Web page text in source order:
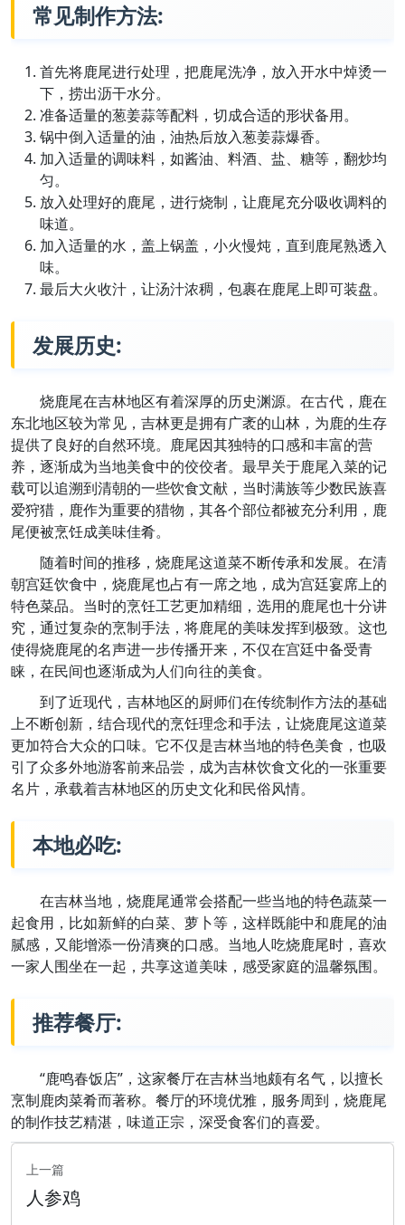
常见制作方法:
首先将鹿尾进行处理，把鹿尾洗净，放入开水中焯烫一
下，捞出沥干水分。
准备适量的葱姜蒜等配料，切成合适的形状备用。
锅中倒入适量的油，油热后放入葱姜蒜爆香。
加入适量的调味料，如酱油、料酒、盐、糖等，翻炒均
匀。
放入处理好的鹿尾，进行烧制，让鹿尾充分吸收调料的
味道。
加入适量的水，盖上锅盖，小火慢炖，直到鹿尾熟透入
味。
最后大火收汁，让汤汁浓稠，包裹在鹿尾上即可装盘。
发展历史:
烧鹿尾在吉林地区有着深厚的历史渊源。在古代，鹿在
东北地区较为常见，吉林更是拥有广袤的山林，为鹿的生存
提供了良好的自然环境。鹿尾因其独特的口感和丰富的营
养，逐渐成为当地美食中的佼佼者。最早关于鹿尾入菜的记
载可以追溯到清朝的一些饮食文献，当时满族等少数民族喜
爱狩猎，鹿作为重要的猎物，其各个部位都被充分利用，鹿
尾便被烹饪成美味佳肴。
随着时间的推移，烧鹿尾这道菜不断传承和发展。在清
朝宫廷饮食中，烧鹿尾也占有一席之地，成为宫廷宴席上的
特色菜品。当时的烹饪工艺更加精细，选用的鹿尾也十分讲
究，通过复杂的烹制手法，将鹿尾的美味发挥到极致。这也
使得烧鹿尾的名声进一步传播开来，不仅在宫廷中备受青
睐，在民间也逐渐成为人们向往的美食。
到了近现代，吉林地区的厨师们在传统制作方法的基础
上不断创新，结合现代的烹饪理念和手法，让烧鹿尾这道菜
更加符合大众的口味。它不仅是吉林当地的特色美食，也吸
引了众多外地游客前来品尝，成为吉林饮食文化的一张重要
名片，承载着吉林地区的历史文化和民俗风情。
本地必吃:
在吉林当地，烧鹿尾通常会搭配一些当地的特色蔬菜一
起食用，比如新鲜的白菜、萝卜等，这样既能中和鹿尾的油
腻感，又能增添一份清爽的口感。当地人吃烧鹿尾时，喜欢
一家人围坐在一起，共享这道美味，感受家庭的温馨氛围。
推荐餐厅:
“鹿鸣春饭店”，这家餐厅在吉林当地颇有名气，以擅长
烹制鹿肉菜肴而著称。餐厅的环境优雅，服务周到，烧鹿尾
的制作技艺精湛，味道正宗，深受食客们的喜爱。
上一篇
人参鸡